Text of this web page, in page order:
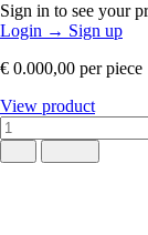
Sign in to see your
Login → Sign up
€ 0.000,00 per piece
View product